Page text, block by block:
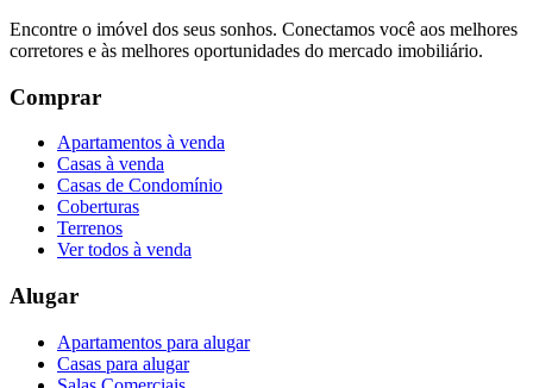
Encontre o imóvel dos seus sonhos. Conectamos você aos melhores
corretores e às melhores oportunidades do mercado imobiliário.
Comprar
Apartamentos à venda
Casas à venda
Casas de Condomínio
Coberturas
Terrenos
Ver todos à venda
Alugar
Apartamentos para alugar
Casas para alugar